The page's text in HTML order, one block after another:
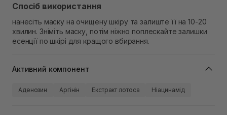
Спосіб використання
нанесіть маску на очищену шкіру та залиште її на 10-20
хвилин. Зніміть маску, потім ніжно поплескайте залишки
есенції по шкірі для кращого вбирання.
Активний компонент
Аденозин Аргінін Екстракт лотоса Ніацинамід